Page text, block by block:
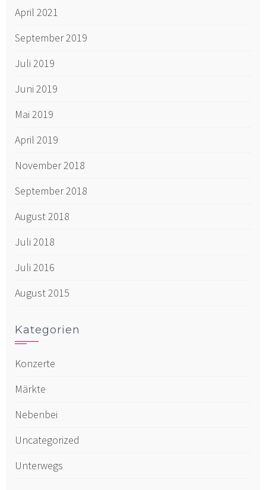
April 2021
September 2019
Juli 2019
Juni 2019
Mai 2019
April 2019
November 2018
September 2018
August 2018
Juli 2018
Juli 2016
August 2015
Kategorien
Konzerte
Märkte
Nebenbei
Uncategorized
Unterwegs